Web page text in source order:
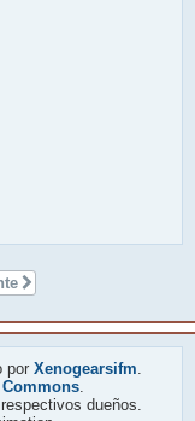
por Xenogearsifm.
Commons.
dueños.